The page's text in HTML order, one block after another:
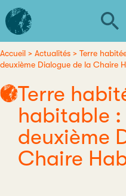
Aller
au
contenu
L'institut
d'études
avancées
de
Nantes
Fil
d'Ariane
Accueil Actualités
Terre
deuxième Dialogue de la Chaire
Terre
habitable :
deuxième
Chaire